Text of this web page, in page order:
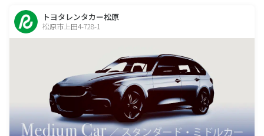
トヨタレンタカー松原
松原市上田4-728-1